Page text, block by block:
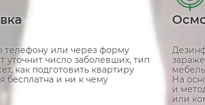
или через форму
уточнит число заболевших, тип
как подготовить квартиру
бесплатна и ни к чему
На
и
или